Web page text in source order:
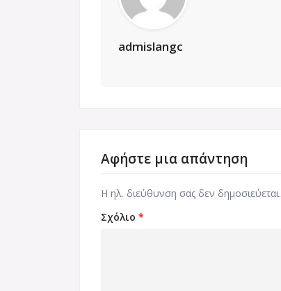
admislangc
Αφήστε μια απάντηση
Η ηλ. διεύθυνση σας δεν δημοσιεύεται.
Σχόλιο *